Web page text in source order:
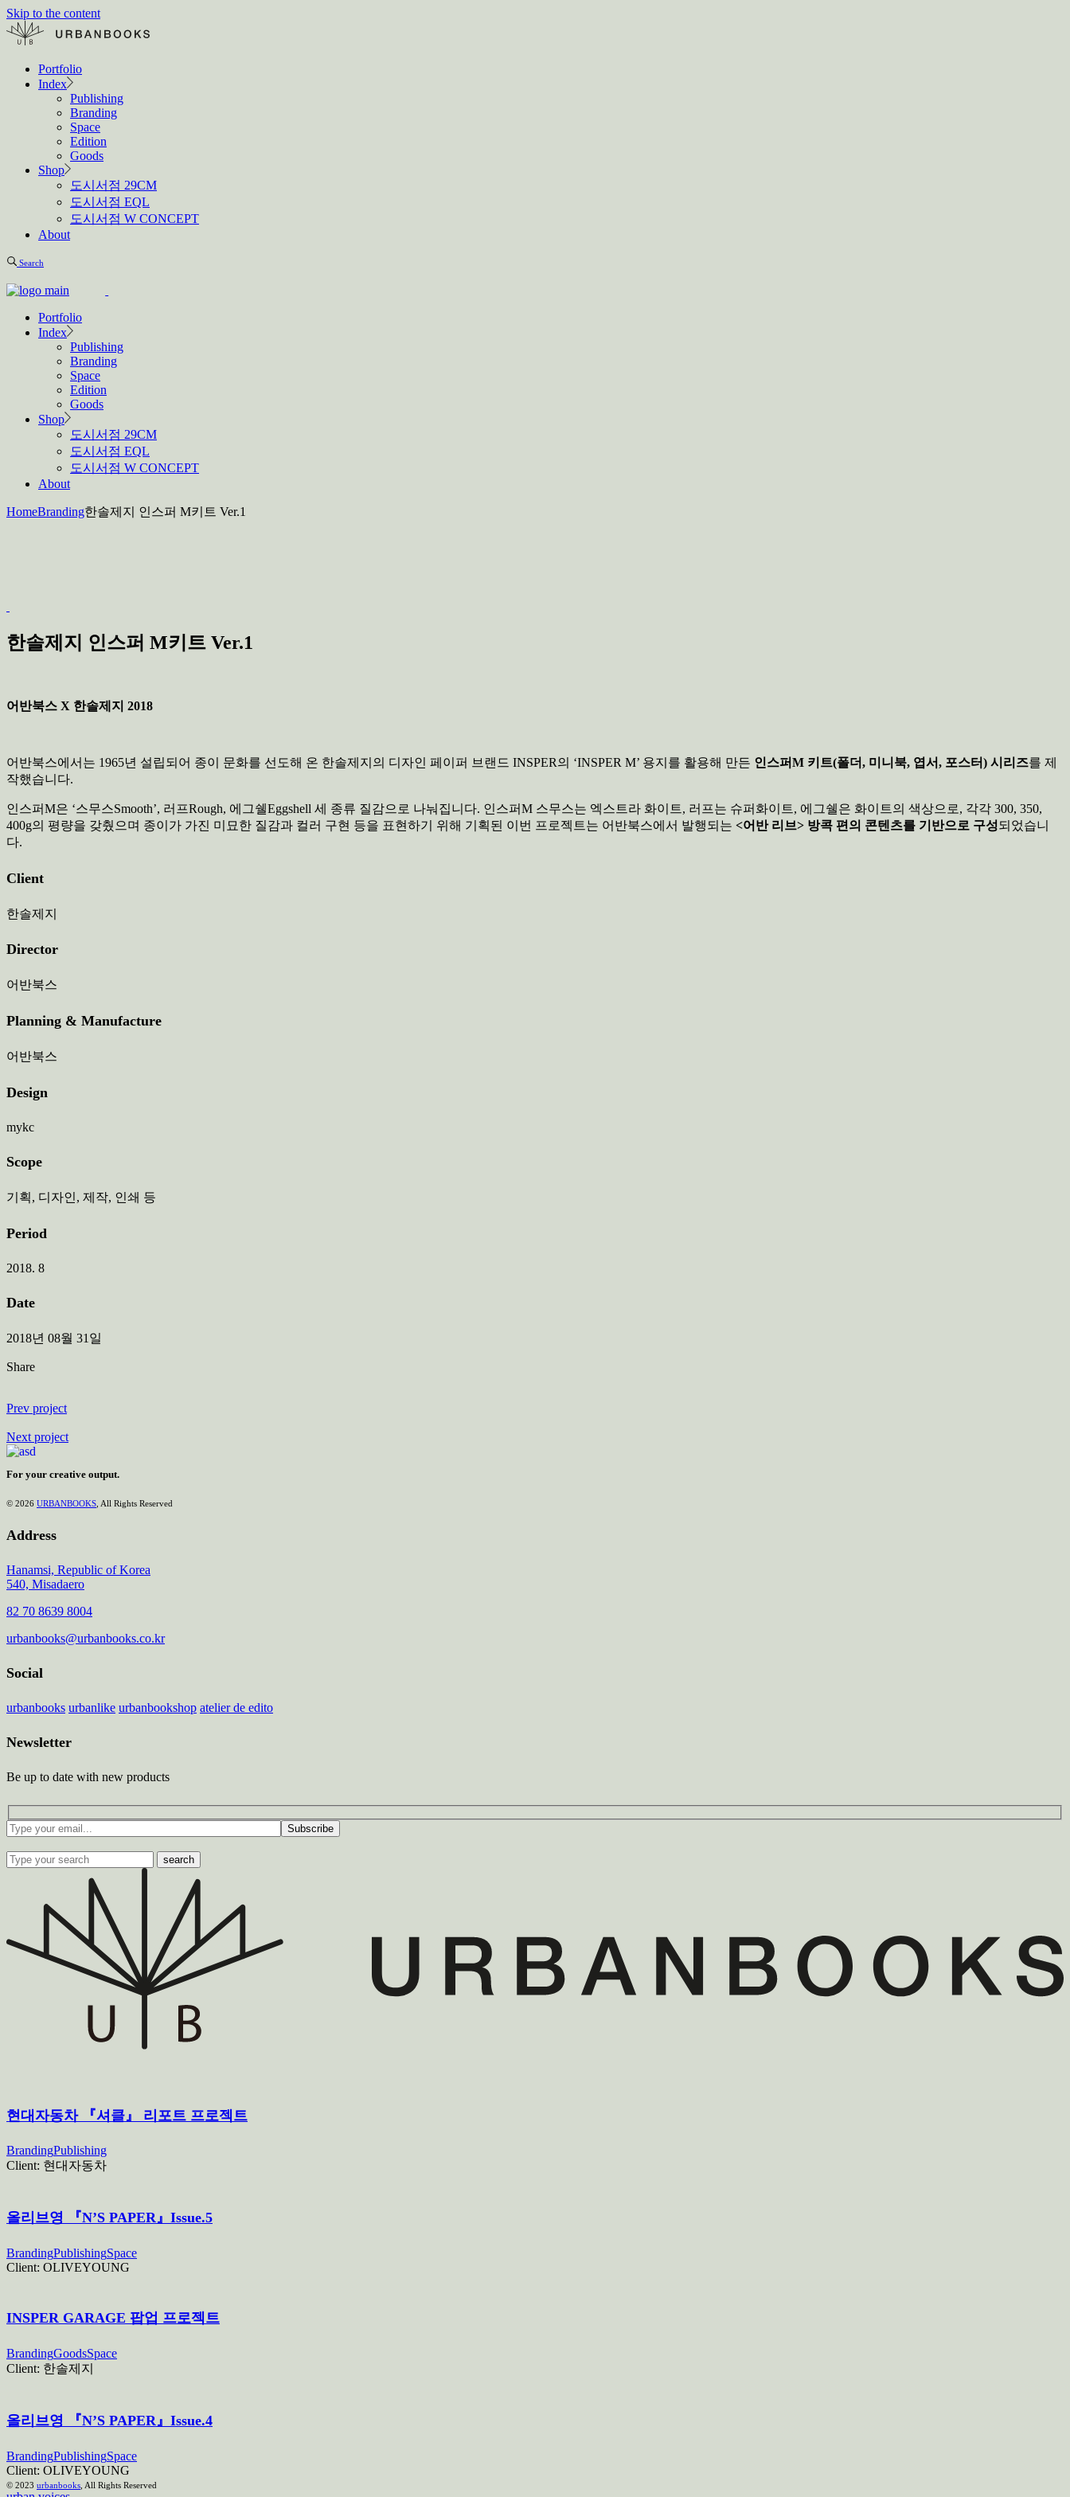
Skip to the content
Portfolio
Index
Publishing
Branding
Space
Edition
Goods
Shop
도시서점 29CM
도시서점 EQL
도시서점 W CONCEPT
About
Search
Portfolio
Index
Publishing
Branding
Space
Edition
Goods
Shop
도시서점 29CM
도시서점 EQL
도시서점 W CONCEPT
About
HomeBranding한솔제지 인스퍼 M키트 Ver.1
한솔제지 인스퍼 M키트 Ver.1
어반북스 X 한솔제지 2018
어반북스에서는 1965년 설립되어 종이 문화를 선도해 온 한솔제지의 디자인 페이퍼 브랜드 INSPER의 ‘INSPER M’ 용지를 활용해 만든 인스퍼M 키트(폴더, 미니북, 엽서, 포스터) 시리즈를 제
작했습니다.
인스퍼M은 ‘스무스Smooth’, 러프Rough, 에그쉘Eggshell 세 종류 질감으로 나눠집니다. 인스퍼M 스무스는 엑스트라 화이트, 러프는 슈퍼화이트, 에그쉘은 화이트의 색상으로, 각각 300, 350,
400g의 평량을 갖췄으며 종이가 가진 미묘한 질감과 컬러 구현 등을 표현하기 위해 기획된 이번 프로젝트는 어반북스에서 발행되는 <어반 리브> 방콕 편의 콘텐츠를 기반으로 구성되었습니
다.
Client
한솔제지
Director
어반북스
Planning & Manufacture
어반북스
Design
mykc
Scope
기획, 디자인, 제작, 인쇄 등
Period
2018. 8
Date
2018년 08월 31일
Share
Prev project
Next project
For your creative output.
© 2026 URBANBOOKS , All Rights Reserved
Address
Hanamsi, Republic of Korea
540, Misadaero
82 70 8639 8004
urbanbooks@urbanbooks.co.kr
Social
urbanbooks urbanlike urbanbookshop atelier de edito
Newsletter
Be up to date with new products
Subscribe
search
현대자동차 『셔클』 리포트 프로젝트
BrandingPublishing
Client: 현대자동차
올리브영 『N’S PAPER』Issue.5
BrandingPublishingSpace
Client: OLIVEYOUNG
INSPER GARAGE 팝업 프로젝트
BrandingGoodsSpace
Client: 한솔제지
올리브영 『N’S PAPER』Issue.4
BrandingPublishingSpace
Client: OLIVEYOUNG
© 2023 urbanbooks , All Rights Reserved